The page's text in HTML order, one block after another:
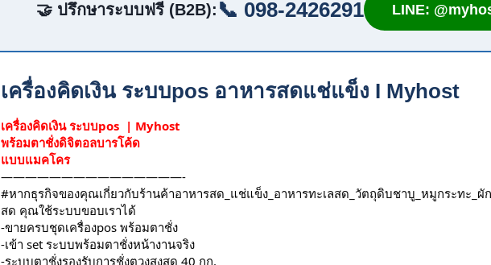
🤝 ปรึกษาระบบฟรี (B2B): 📞 098-2426291 LINE:
เครื่องคิดเงิน ระบบpos อาหารสดแช่แข็ง I Myhost
เครื่องคิดเงิน ระบบpos  | Myhost
พร้อมตาชั่งดิจิตอลบารโค้ด
แบบแมคโคร
———————————————-
#หากธุรกิจของคุณเกี่ยวกับร้านค้าอาหารสด_แช่แข็ง_อาหารทะเลสด_วัตถุดิบชาบู_หมูกระทะ_ผั
สด คุณใช้ระบบขอบเราได้
-ขายครบชุดเครื่องpos พร้อมตาชั่ง
-เข้า set ระบบพร้อมตาชั่งหน้างานจริง
-ระบบตาชั่งรองรับการชั่งตวงสูงสุด 40 กก.